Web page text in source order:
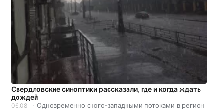
Свердловские синоптики рассказали, где и когда ждать
дождей
06.08
Одновременно с юго-западными потоками в регион